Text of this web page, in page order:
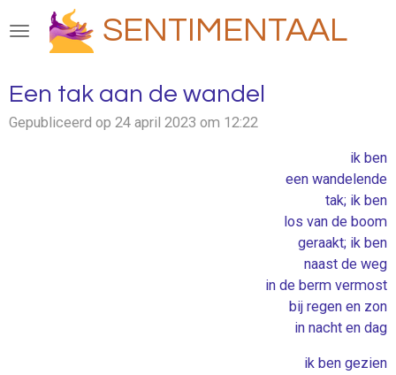
direct
de
hoofdinhoud
SENTIMENTAAL
Een tak aan de wandel
Gepubliceerd op 24 april 2023 om 12:22
ik ben
een wandelende
tak; ik ben
los van de boom
geraakt; ik ben
naast de weg
in de berm vermost
bij regen en zon
in nacht en dag
ik ben gezien